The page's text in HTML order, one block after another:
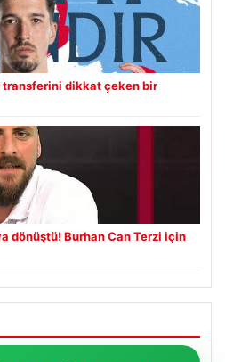
transferini dikkat çeken bir
dönüştü! Burhan Can Terzi için